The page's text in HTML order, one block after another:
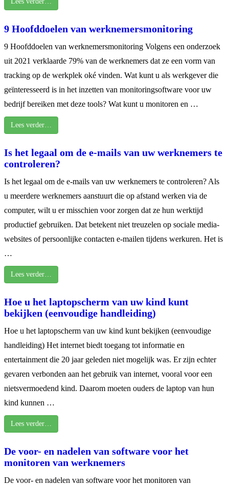
9 Hoofddoelen van werknemersmonitoring
9 Hoofddoelen van werknemersmonitoring Volgens een onderzoek
uit 2021 verklaarde 79% van de werknemers dat ze een vorm van
tracking op de werkplek oké vinden. Wat kunt u als werkgever die
geïnteresseerd is in het inzetten van monitoringsoftware voor uw
bedrijf bereiken met deze tools? Wat kunt u monitoren en …
Lees verder…
Is het legaal om de e-mails van uw werknemers te
controleren?
Is het legaal om de e-mails van uw werknemers te controleren? Als
u meerdere werknemers aanstuurt die op afstand werken via de
computer, wilt u er misschien voor zorgen dat ze hun werktijd
productief gebruiken. Dat betekent niet treuzelen op sociale media-
websites of persoonlijke contacten e-mailen tijdens werkuren. Het is
…
Lees verder…
Hoe u het laptopscherm van uw kind kunt
bekijken (eenvoudige handleiding)
Hoe u het laptopscherm van uw kind kunt bekijken (eenvoudige
handleiding) Het internet biedt toegang tot informatie en
entertainment die 20 jaar geleden niet mogelijk was. Er zijn echter
gevaren verbonden aan het gebruik van internet, vooral voor een
nietsvermoedend kind. Daarom moeten ouders de laptop van hun
kind kunnen …
Lees verder…
De voor- en nadelen van software voor het
monitoren van werknemers
De voor- en nadelen van software voor het monitoren van